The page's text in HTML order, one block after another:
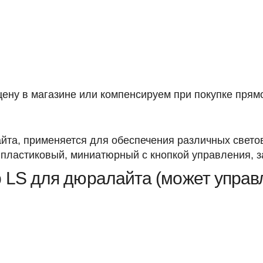
в магазине или компенсируем при покупке
применяется для обеспечения различных
миниатюрный с кнопкой
LS для дюралайта (может